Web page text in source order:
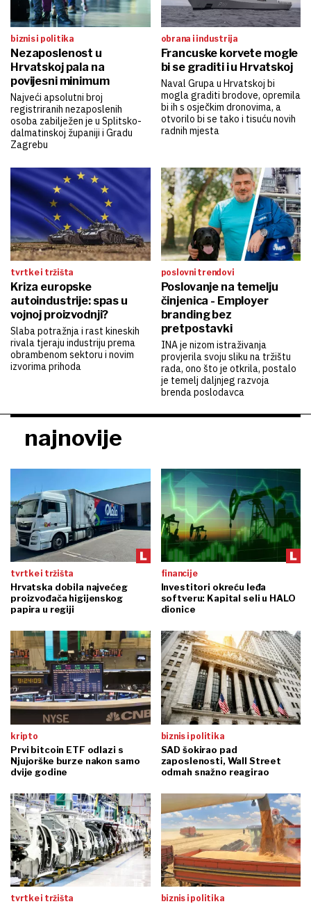
biznis i politika
Nezaposlenost u
Hrvatskoj pala na
povijesni minimum
Najveći apsolutni broj
registriranih nezaposlenih
osoba zabilježen je u Splitsko-
dalmatinskoj županiji i Gradu
Zagrebu
obrana i industrija
Francuske korvete mogle
bi se graditi i u Hrvatskoj
Naval Grupa u Hrvatskoj bi
mogla graditi brodove, opremila
bi ih s osječkim dronovima, a
otvorilo bi se tako i tisuću novih
radnih mjesta
tvrtke i tržišta
Kriza europske
autoindustrije: spas u
vojnoj proizvodnji?
Slaba potražnja i rast kineskih
rivala tjeraju industriju prema
obrambenom sektoru i novim
izvorima prihoda
poslovni trendovi
Poslovanje na temelju
činjenica - Employer
branding bez
pretpostavki
INA je nizom istraživanja
provjerila svoju sliku na tržištu
rada, ono što je otkrila, postalo
je temelj daljnjeg razvoja
brenda poslodavca
najnovije
tvrtke i tržišta
Hrvatska dobila najvećeg
proizvođača higijenskog
papira u regiji
financije
Investitori okreću leđa
softveru: Kapital seli u HALO
dionice
kripto
Prvi bitcoin ETF odlazi s
Njujorške burze nakon samo
dvije godine
biznis i politika
SAD šokirao pad
zaposlenosti, Wall Street
odmah snažno reagirao
tvrtke i tržišta biznis i politika